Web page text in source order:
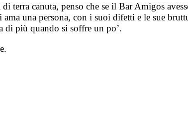
terra canuta, penso che se il Bar Amigos
una persona, con i suoi difetti e le sue
di più quando si soffre un po’.